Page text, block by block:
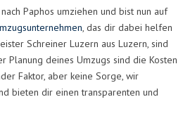
Paphos umziehen und bist nun auf
, das dir dabei helfen
Schreiner Luzern aus Luzern, sind
Planung deines Umzugs sind die Kosten
Faktor, aber keine Sorge, wir
bieten dir einen transparenten und